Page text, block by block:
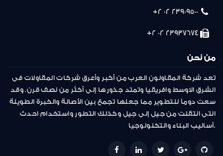
23909500 02 2+
23937674 02 2+
من نحن
تعد شركة المقاولون العرب من أكبر وأعرق شركات المقاولات فى
الشرق الاوسط وافريقيا وتمتد جذورها إلى أكثر من نصف قرن. وقد
سعت دوماً للتطوير مما جعلها تجمع بين الأصالة والخبرة الطويلة
التى انتقلت من جيل إلى جيل وكذلك التطور واستخدام احدث
أساليب البناء والتكنولوجيا.